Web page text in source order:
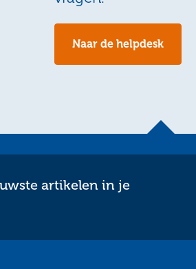
Naar de helpdesk
artikelen in je